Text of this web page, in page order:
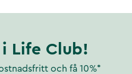
Life Club!
och få 10%*